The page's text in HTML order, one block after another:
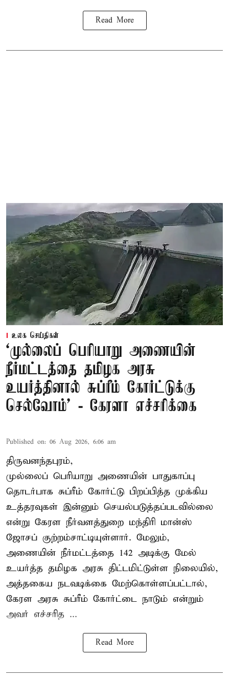
Read More
உலக செய்திகள்
‘முல்லைப் பெரியாறு அணையின்
நீர்மட்டத்தை தமிழக அரசு
உயர்த்தினால் சுப்ரீம் கோர்ட்டுக்கு
செல்வோம்' - கேரளா எச்சரிக்கை
Published on: 06 Aug 2026, 6:06 am
திருவனந்தபுரம்,
முல்லைப் பெரியாறு அணையின் பாதுகாப்பு
தொடர்பாக சுப்ரீம் கோர்ட்டு பிறப்பித்த முக்கிய
உத்தரவுகள் இன்னும் செயல்படுத்தப்படவில்லை
என்று கேரள நீர்வளத்துறை மந்திரி மான்ஸ்
ஜோசப் குற்றம்சாட்டியுள்ளார். மேலும்,
அணையின் நீர்மட்டத்தை 142 அடிக்கு மேல்
உயர்த்த தமிழக அரசு திட்டமிட்டுள்ள நிலையில்,
அத்தகைய நடவடிக்கை மேற்கொள்ளப்பட்டால்,
கேரள அரசு சுப்ரீம் கோர்ட்டை நாடும் என்றும்
அவர் எச்சரித ...
Read More